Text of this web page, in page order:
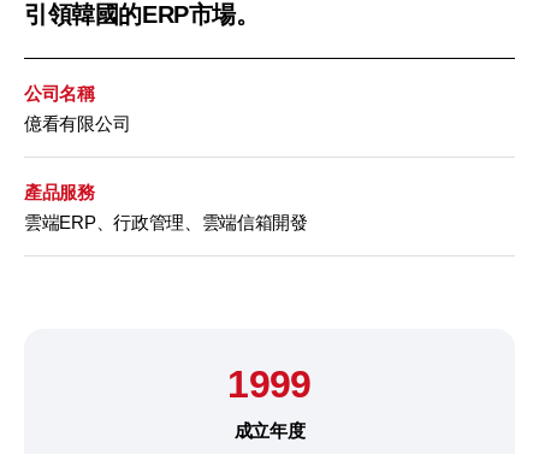
引領韓國的ERP市場。
公司名稱
億看有限公司
產品服務
雲端ERP、行政管理、雲端信箱開發
1999
成立年度